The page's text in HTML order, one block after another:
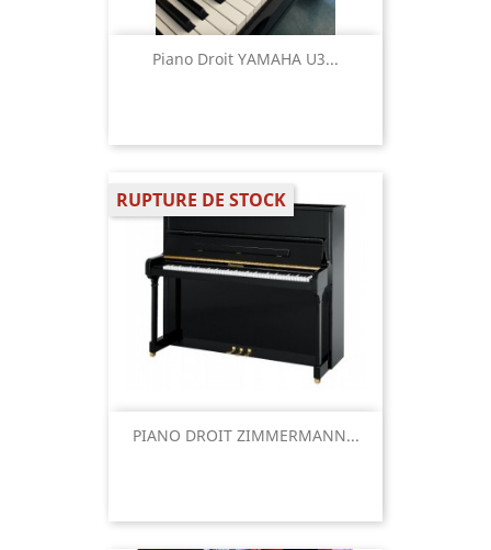
Piano Droit YAMAHA U3...
PIANO DROIT ZIMMERMANN...
RUPTURE DE STOCK